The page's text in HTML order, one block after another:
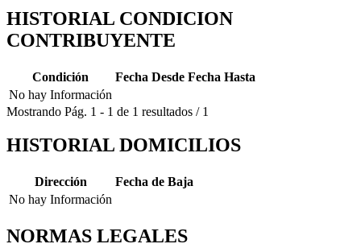
HISTORIAL CONDICION
CONTRIBUYENTE
Condición Fecha Desde Fecha Hasta
No hay Información
Mostrando Pág. 1 - 1 de 1 resultados / 1
HISTORIAL DOMICILIOS
Dirección
Fecha de Baja
No hay Información
NORMAS LEGALES